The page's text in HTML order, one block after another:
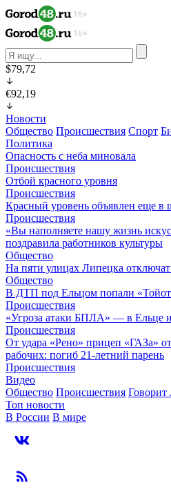
$79,72
€92,19
Новости
Общество Происшествия Спорт
Политика
Опасность с неба миновала
Происшествия
Отбой красного уровня
Происшествия
Красный уровень объявлен еще в
Происшествия
«Вы наполняете нашу жизнь
поздравила работников культуры
Общество
На пяти улицах Липецка
Общество
В ДТП под Ельцом попали
Происшествия
«Угроза атаки БПЛА» — в Ельце и
Происшествия
От удара «Рено» прицеп «ГАЗа»
рабочих: погиб 21-летний парень
Происшествия
Видео
Общество Происшествия
Топ новости
В России В мире